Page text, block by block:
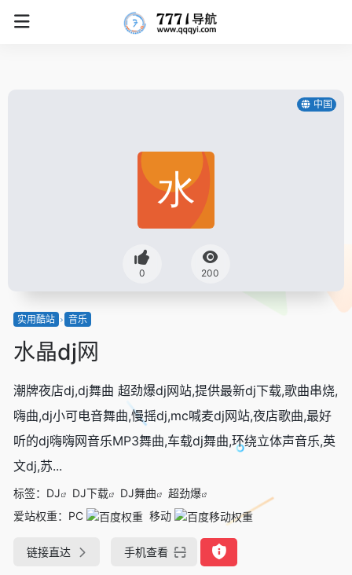
中国
0 200
实用酷站 音乐
水晶dj网
潮牌夜店dj,dj舞曲 超劲爆dj网站,提供最新dj下载,歌曲串烧,
嗨曲,dj小可电音舞曲,慢摇dj,mc喊麦dj网站,夜店歌曲,最好
听的dj嗨嗨网音乐MP3舞曲,车载dj舞曲,环绕立体声音乐,英
文dj,苏...
标签： DJ DJ下载 DJ舞曲
超劲爆
爱站权重： PC 移动
链接直达 手机查看